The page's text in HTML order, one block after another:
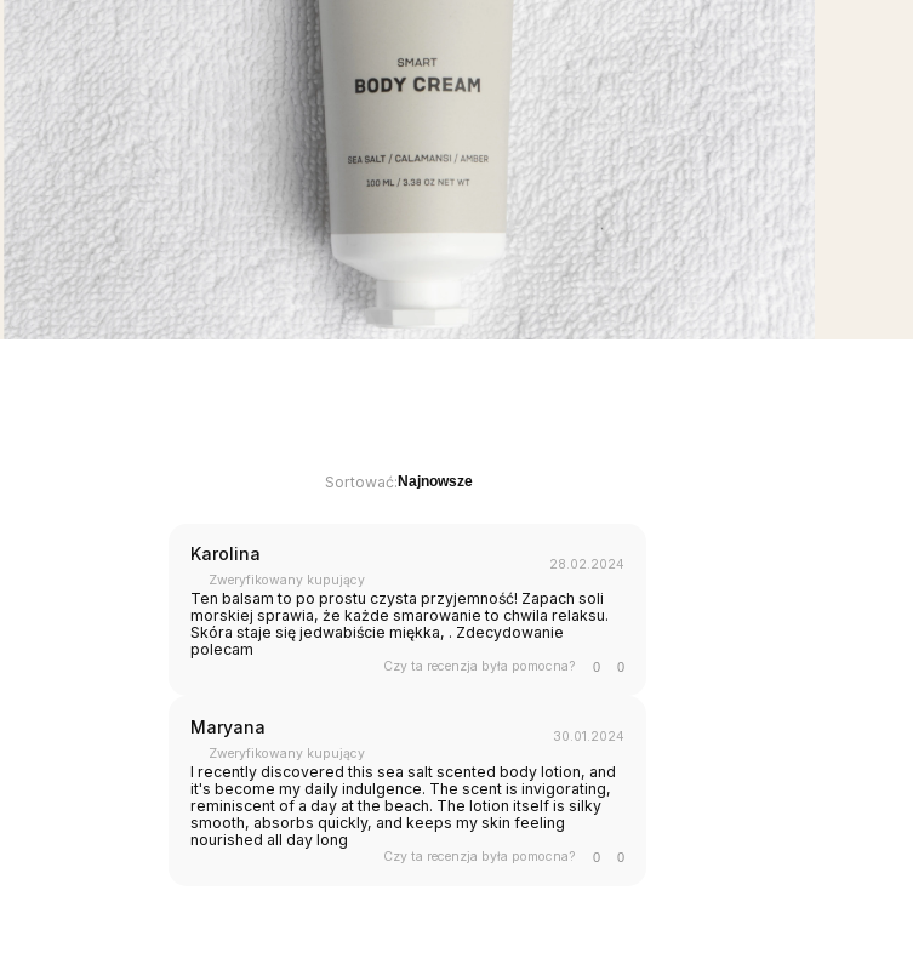
Sortować:Najnowsze
Karolina
Zweryfikowany kupujący
28.02.2024
Ten balsam to po prostu czysta przyjemność! Zapach soli
morskiej sprawia, że każde smarowanie to chwila relaksu.
Skóra staje się jedwabiście miękka, . Zdecydowanie
polecam
Czy ta recenzja była pomocna? 0 0
Maryana
Zweryfikowany kupujący
30.01.2024
I recently discovered this sea salt scented body lotion, and
it's become my daily indulgence. The scent is invigorating,
reminiscent of a day at the beach. The lotion itself is silky
smooth, absorbs quickly, and keeps my skin feeling
nourished all day long
Czy ta recenzja była pomocna? 0 0
Lost among notes? Let us